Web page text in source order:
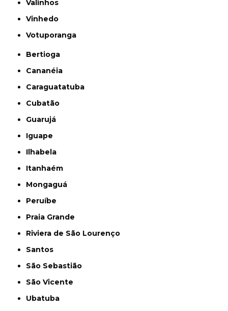
Valinhos
Vinhedo
Votuporanga
Bertioga
Cananéia
Caraguatatuba
Cubatão
Guarujá
Iguape
Ilhabela
Itanhaém
Mongaguá
Peruíbe
Praia Grande
Riviera de São Lourenço
Santos
São Sebastião
São Vicente
Ubatuba